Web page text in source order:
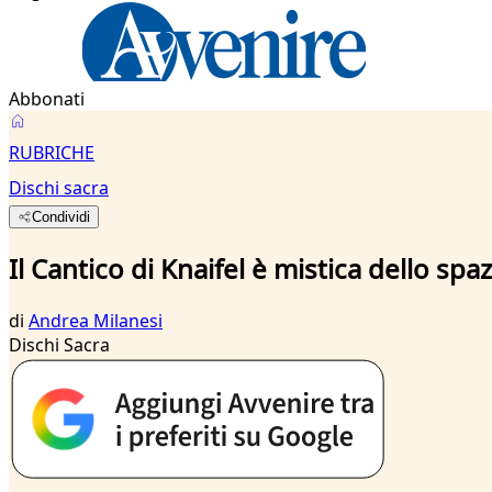
Abbonati
RUBRICHE
Dischi sacra
Condividi
Il Cantico di Knaifel è mistica dello
di Andrea Milanesi
Dischi Sacra